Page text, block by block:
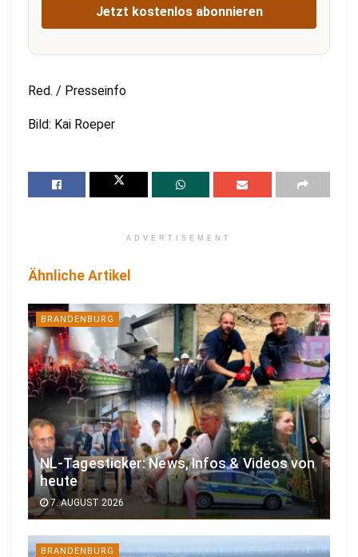
Jetzt kostenlos abonnieren
Red. / Presseinfo
Bild: Kai Roeper
ADVERTISEMENT
Ähnliche Artikel
BRANDENBURG
NL-Tagesticker: News, Infos & Videos von
heute
7. AUGUST 2026
BRANDENBURG